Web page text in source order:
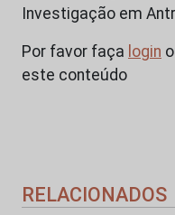
Investigação em
Por favor faça login
este conteúdo
RELACIONADOS